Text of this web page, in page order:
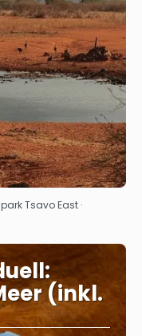
Tsavo East ·
(inkl.